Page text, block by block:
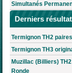
Simultanés
Derniers
Termignon TH2
Termignon TH3
Muzillac (Billiers)
Ronde